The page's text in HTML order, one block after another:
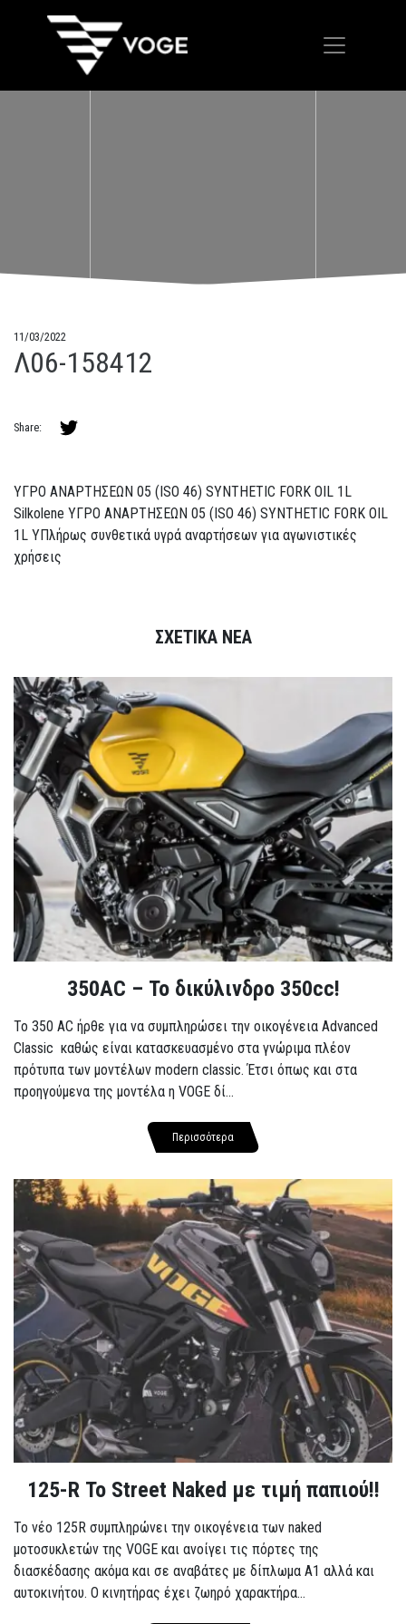
11/03/2022
Λ06-158412
Share:
ΥΓΡΟ ΑΝΑΡΤΗΣΕΩΝ 05 (ISO 46) SYNTHETIC FORK OIL 1L
Silkolene ΥΓΡΟ ΑΝΑΡΤΗΣΕΩΝ 05 (ISO 46) SYNTHETIC FORK OIL
1L YΠλήρως συνθετικά υγρά αναρτήσεων για αγωνιστικές
χρήσεις
ΣΧΕΤΙΚΑ ΝΕΑ
350AC – Το δικύλινδρο 350cc!
To 350 AC ήρθε για να συμπληρώσει την οικογένεια Advanced
Classic καθώς είναι κατασκευασμένο στα γνώριμα πλέον
πρότυπα των μοντέλων modern classic. Έτσι όπως και στα
προηγούμενα της μοντέλα η VOGE δί...
Περισσότερα
125-R Το Street Naked με τιμή παπιού!!
Το νέο 125R συμπληρώνει την οικογένεια των naked
μοτοσυκλετών της VOGE και ανοίγει τις πόρτες της
διασκέδασης ακόμα και σε αναβάτες με δίπλωμα A1 αλλά και
αυτοκινήτου. Ο κινητήρας έχει ζωηρό χαρακτήρα...